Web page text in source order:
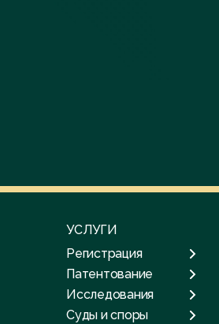
УСЛУГИ
Регистрация
Патентование
Исследования
Суды и споры